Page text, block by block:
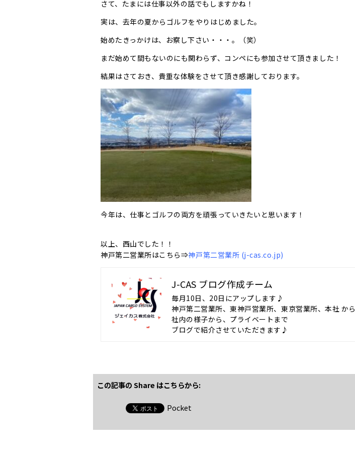
さて、たまには仕事以外の話でもしますかね！
実は、去年の夏からゴルフをやりはじめました。
始めたきっかけは、お察し下さい・・・。（笑）
まだ始めて間もないのにも関わらず、コンペにも参加させて頂きました！
結果はさておき、貴重な体験をさせて頂き感謝しております。
今年は、仕事とゴルフの両方を頑張っていきたいと思います！
以上、西山でした！！
神戸第二営業所はこちら⇒神戸第二営業所 (j-cas.co.jp)
J-CAS ブログ作成チーム
毎月10日、20日にアップします♪
神戸第二営業所、東神戸営業所、東京営業所、本社 から
社内の様子から、プライベートまで
ブログで紹介させていただきます♪
この記事の Share はこちらから:
Pocket